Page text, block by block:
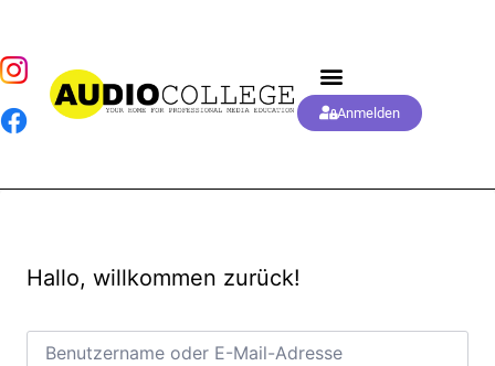
Anmelden
Hallo, willkommen zurück!